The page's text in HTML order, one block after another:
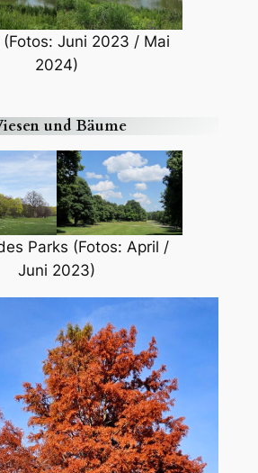
(Fotos: Juni 2023 / Mai
2024)
und Bäume
Parks (Fotos: April /
Juni 2023)